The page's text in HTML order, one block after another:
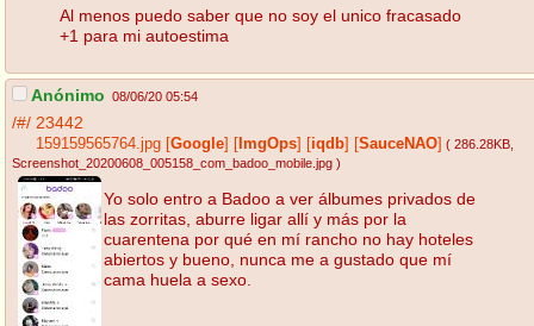
Al menos puedo saber que no soy el unico fracasado
+1 para mi autoestima
Anónimo 08/06/20 05:54
/#/ 23442
159159565764.jpg Google ImgOps iqdb SauceNAO ( 286.28KB
Screenshot_20200608_005158_com_badoo_mobile.jpg )
Yo solo entro a Badoo a ver álbumes privados de
las zorritas, aburre ligar allí y más por la
cuarentena por qué en mí rancho no hay hoteles
abiertos y bueno, nunca me a gustado que mí
cama huela a sexo.